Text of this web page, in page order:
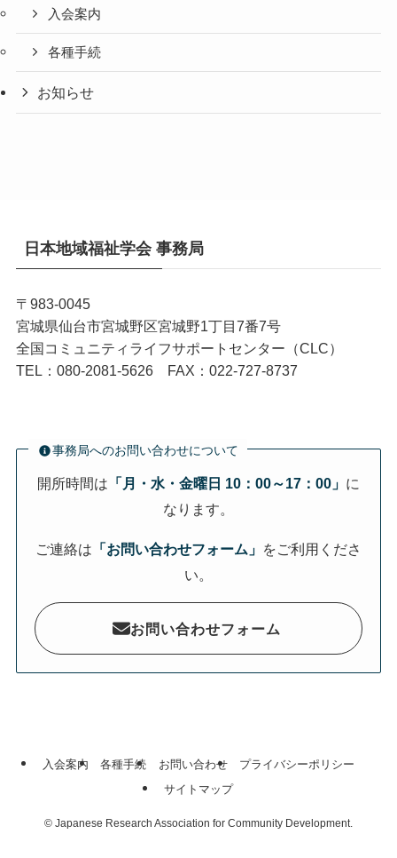
入会案内
各種手続
お知らせ
日本地域福祉学会 事務局
〒983-0045
宮城県仙台市宮城野区宮城野1丁目7番7号
全国コミュニティライフサポートセンター（CLC）
TEL：080-2081-5626 FAX：022-727-8737
事務局へのお問い合わせについて
開所時間は 「月・水・金曜日 10：00～17：00」 に
なります。
ご連絡は 「お問い合わせフォーム」 をご利用くださ
い。
お問い合わせフォーム
入会案内 各種手続 お問い合わせ
プライバシーポリシー
サイトマップ
© Japanese Research Association for Community Development.